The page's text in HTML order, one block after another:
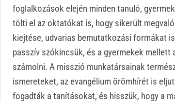
foglalkozások elején minden tanuló,
tölti el az oktatókat is, hogy sikerült
kiejtése, udvarias bemutatkozási formákat
passzív szókincsük, és a gyermekek
számolni. A misszió munkatársainak
ismereteket, az evangélium örömhírét is
fogadták a tanításokat, és hisszük, hogy a